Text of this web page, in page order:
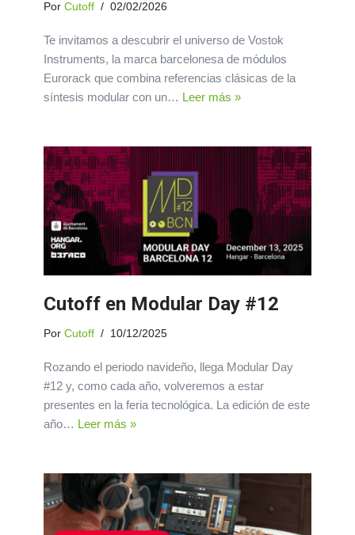
Por Cutoff 02/02/2026
Te invitamos a descubrir el universo de Vostok
Instruments, la marca barcelonesa de módulos
Eurorack que combina referencias clásicas de la
síntesis modular con un… Leer más »
Cutoff en Modular Day #12
Por Cutoff 10/12/2025
Rozando el periodo navideño, llega Modular Day
#12 y, como cada año, volveremos a estar
presentes en la feria tecnológica. La edición de este
año… Leer más »